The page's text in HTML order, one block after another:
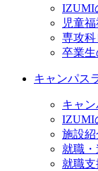
IZUMI
児童
専攻
卒業生
キャンパス
キャ
IZUMI
施設紹
就職
就職